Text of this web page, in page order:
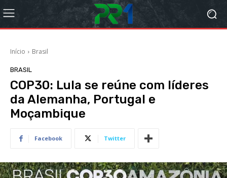
Início Brasil
BRASIL
COP30: Lula se reúne com líderes
da Alemanha, Portugal e
Moçambique
Facebook Twitter